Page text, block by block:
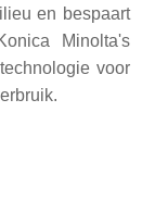
en bespaart
Minolta's
voor